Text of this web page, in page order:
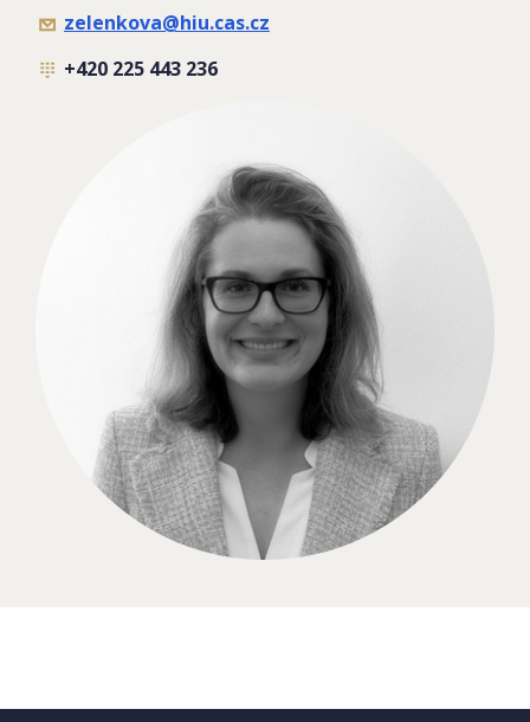
zelenkova@hiu.cas.cz
+420 225 443 236